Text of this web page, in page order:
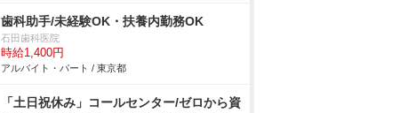
歯科助手/未経験OK・扶養内勤務OK
石田歯科医院
時給1,400円
アルバイト・パート / 東京都
「土日祝休み」コールセンター/ゼロから資